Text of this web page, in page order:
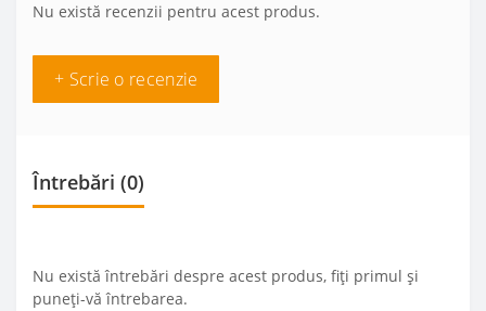
Nu există recenzii pentru acest produs.
+ Scrie o recenzie
Întrebări (0)
Nu există întrebări despre acest produs, fiți primul și
puneți-vă întrebarea.